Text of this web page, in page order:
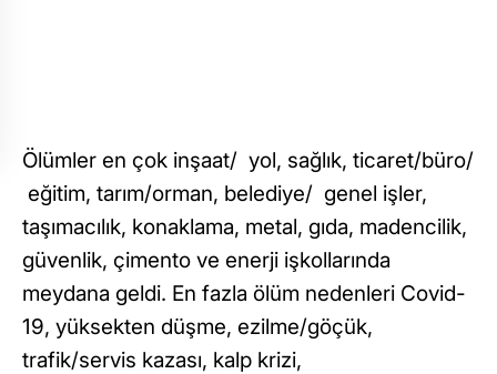
Ölümler en çok inşaat/ yol, sağlık, ticaret/büro/
eğitim, tarım/orman, belediye/ genel işler,
taşımacılık, konaklama, metal, gıda, madencilik,
güvenlik, çimento ve enerji işkollarında
meydana geldi. En fazla ölüm nedenleri Covid-
19, yüksekten düşme, ezilme/göçük,
trafik/servis kazası, kalp krizi,